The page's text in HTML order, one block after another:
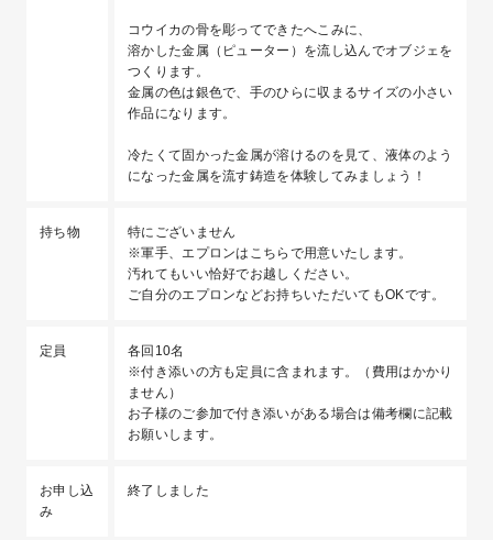
コウイカの骨を彫ってできたへこみに、
溶かした金属（ピューター）を流し込んでオブジェを
つくります。
金属の色は銀色で、手のひらに収まるサイズの小さい
作品になります。
冷たくて固かった金属が溶けるのを見て、液体のよう
になった金属を流す鋳造を体験してみましょう！
持ち物
特にございません
※軍手、エプロンはこちらで用意いたします。
汚れてもいい恰好でお越しください。
ご自分のエプロンなどお持ちいただいてもOKです。
定員
各回10名
※付き添いの方も定員に含まれます。（費用はかかり
ません）
お子様のご参加で付き添いがある場合は備考欄に記載
お願いします。
お申し込
み
終了しました